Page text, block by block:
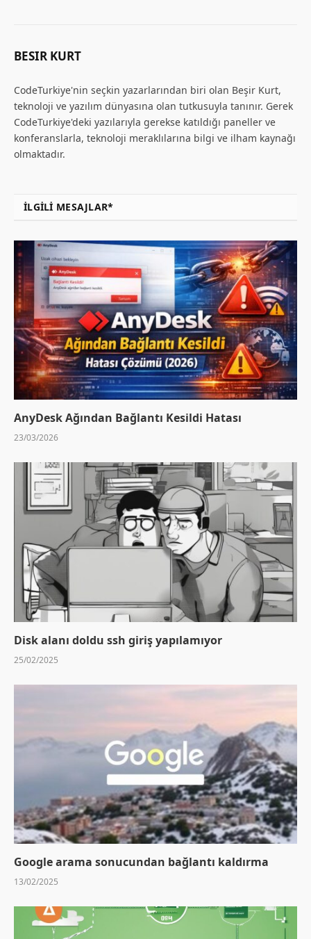
BESIR KURT
CodeTurkiye'nin seçkin yazarlarından biri olan Beşir Kurt,
teknoloji ve yazılım dünyasına olan tutkusuyla tanınır. Gerek
CodeTurkiye'deki yazılarıyla gerekse katıldığı paneller ve
konferanslarla, teknoloji meraklılarına bilgi ve ilham kaynağı
olmaktadır.
İLGILI MESAJLAR*
AnyDesk Ağından Bağlantı Kesildi Hatası
23/03/2026
Disk alanı doldu ssh giriş yapılamıyor
25/02/2025
Google arama sonucundan bağlantı kaldırma
13/02/2025